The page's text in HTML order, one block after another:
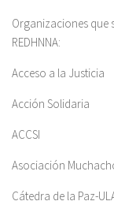
Organizaciones que
REDHNNA:
Acceso a la Justicia
Acción Solidaria
ACCSI
Asociación
Cátedra de la Paz-